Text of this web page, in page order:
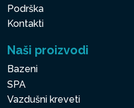
Podrška
Kontakti
Naši proizvodi
Bazeni
SPA
Vazdušni kreveti